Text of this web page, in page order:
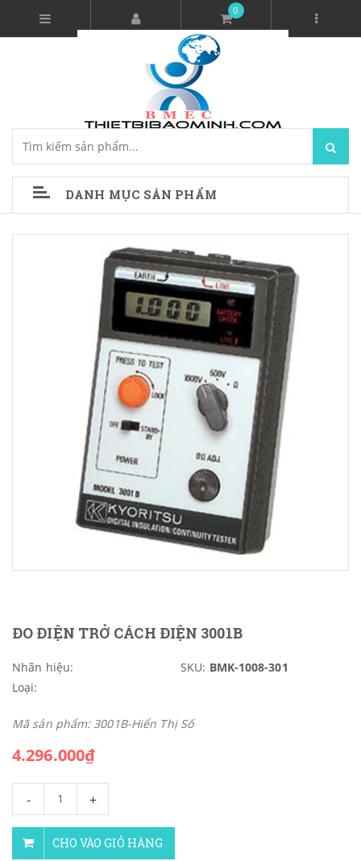
0
DANH MỤC SẢN PHẨM
ĐO ĐIỆN TRỞ CÁCH ĐIỆN 3001B
Nhãn hiệu: SKU: BMK-1008-301
Loại:
Mã sản phẩm: 3001B-Hiển Thị Số
4.296.000₫
- +
CHO VÀO GIỎ HÀNG